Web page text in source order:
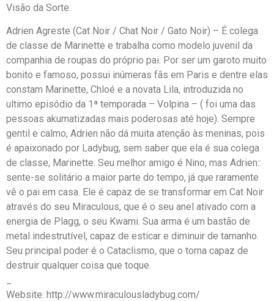
Visão da Sorte.
Adrien Agreste (Cat Noir / Chat Noir / Gato Noir) – É colega
de classe de Marinette e trabalha como modelo juvenil da
companhia de roupas do próprio pai. Por ser um garoto muito
bonito e famoso, possui inúmeras fãs em Paris e dentre elas
constam Marinette, Chloé e a novata Lila, introduzida no
ultimo episódio da 1ª temporada – Volpina – ( foi uma das
pessoas akumatizadas mais poderosas até hoje). Sempre
gentil e calmo, Adrien não dá muita atenção às meninas, pois
é apaixonado por Ladybug, sem saber que ela é sua colega
de classe, Marinette. Seu melhor amigo é Nino, mas Adrien::
sente-se solitário a maior parte do tempo, já que raramente
vê o pai em casa. Ele é capaz de se transformar em Cat Noir
através do seu Miraculous, que é o seu anel ativado com a
energia de Plagg, o seu Kwami. Sua arma é um bastão de
metal indestrutível, capaz de esticar e diminuir de tamanho.
Seu principal poder é o Cataclismo, que o torna capaz de
destruir qualquer coisa que toque.
Website: http://www.miraculousladybug.com/